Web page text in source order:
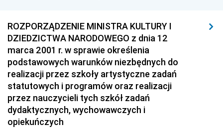
ROZPORZĄDZENIE MINISTRA KULTURY I
DZIEDZICTWA NARODOWEGO z dnia 12
marca 2001 r. w sprawie określenia
podstawowych warunków niezbędnych do
realizacji przez szkoły artystyczne zadań
statutowych i programów oraz realizacji
przez nauczycieli tych szkół zadań
dydaktycznych, wychowawczych i
opiekuńczych